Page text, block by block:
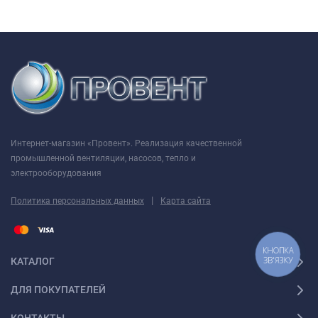
4)6- число полюсов электродвигателя.
Конструктивные элементы электродвигателя АИР 71 А6
Интернет-магазин «Провент». Реализация качественной
промышленной вентиляции, насосов, тепло и
электрооборудования
Политика персональных данных | Карта сайта
КАТАЛОГ
ДЛЯ ПОКУПАТЕЛЕЙ
КНОПКА
ЗВ'ЯЗКУ